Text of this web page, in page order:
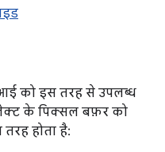
को इस तरह से उपलब्ध
के पिक्सल बफ़र को
होता है: